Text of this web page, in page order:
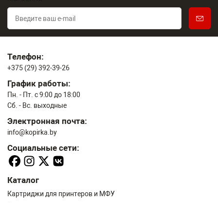
Телефон:
+375 (29) 392-39-26
График работы:
Пн. - Пт. с 9:00 до 18:00
Сб. - Вс. выходные
Электронная почта:
info@kopirka.by
Социальные сети:
Каталог
Картриджи для принтеров и МФУ